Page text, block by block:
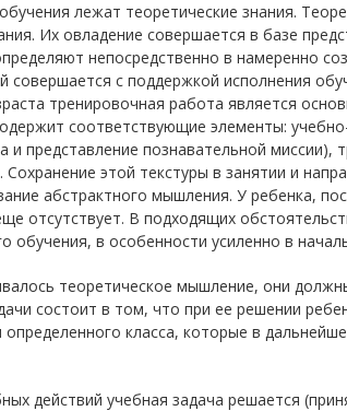
лежат теоретические знания.
Их овладение совершается в базе
непосредственно в намеренно
совершается с поддержкой исполнения
тренировочная работа является
соответствующие элементы:
и представление познавательной миссии),
этой текстуры в занятии и
абстрактного мышления. У ребенка,
отсутствует. В подходящих
обучения, в особенности усиленно в
теоретическое мышление, они
состоит в том, что при ее решении
класса, которые в
действий учебная задача решается